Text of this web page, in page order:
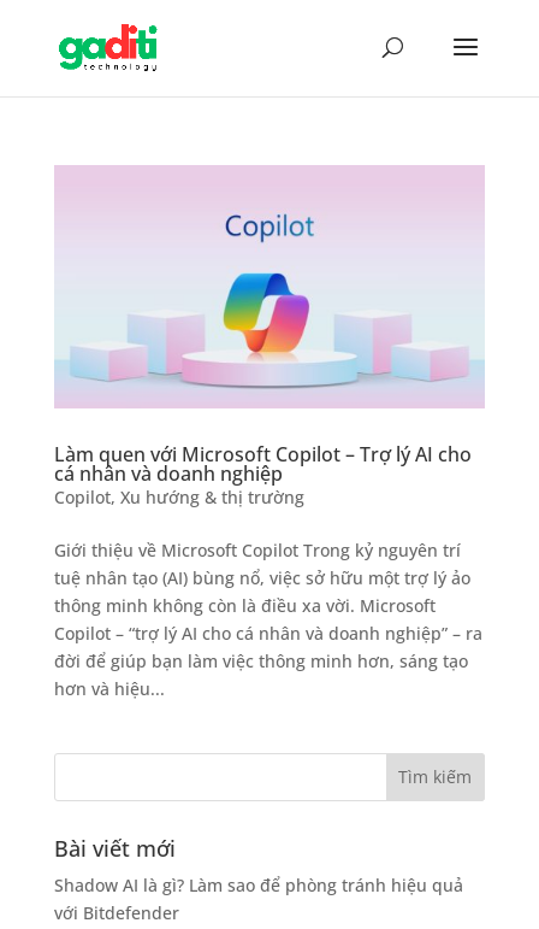
Làm quen với Microsoft Copilot – Trợ lý AI cho
cá nhân và doanh nghiệp
Copilot, Xu hướng & thị trường
Giới thiệu về Microsoft Copilot Trong kỷ nguyên trí
tuệ nhân tạo (AI) bùng nổ, việc sở hữu một trợ lý ảo
thông minh không còn là điều xa vời. Microsoft
Copilot – “trợ lý AI cho cá nhân và doanh nghiệp” – ra
đời để giúp bạn làm việc thông minh hơn, sáng tạo
hơn và hiệu...
Bài viết mới
Shadow AI là gì? Làm sao để phòng tránh hiệu quả
với Bitdefender